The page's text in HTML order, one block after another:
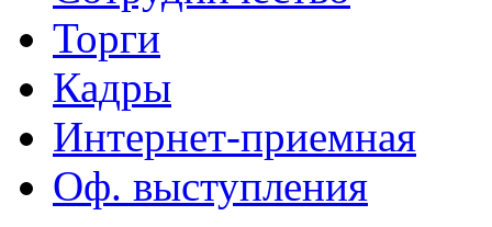
Торги
Кадры
Интернет-приемная
Оф. выступления